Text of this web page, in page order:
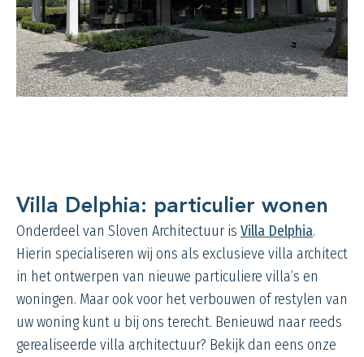
Villa Delphia: particulier wonen
Onderdeel van Sloven Architectuur is Villa Delphia.
Hierin specialiseren wij ons als exclusieve villa architect
in het ontwerpen van nieuwe particuliere villa’s en
woningen. Maar ook voor het verbouwen of restylen van
uw woning kunt u bij ons terecht. Benieuwd naar reeds
gerealiseerde villa architectuur? Bekijk dan eens onze